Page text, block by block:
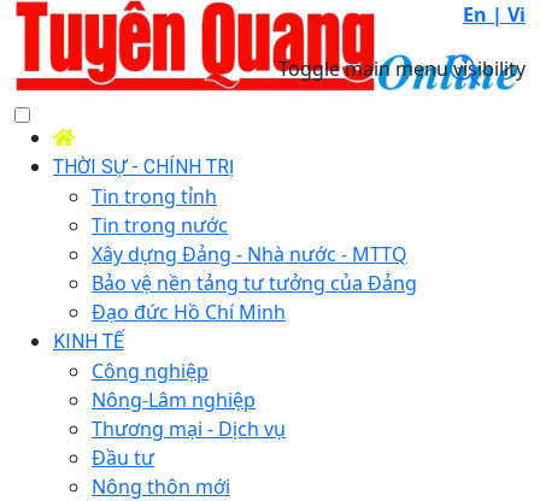
En | Vi
Toggle main menu visibility
THỜI SỰ - CHÍNH TRỊ
Tin trong tỉnh
Tin trong nước
Xây dựng Đảng - Nhà nước - MTTQ
Bảo vệ nền tảng tư tưởng của Đảng
Đạo đức Hồ Chí Minh
KINH TẾ
Công nghiệp
Nông-Lâm nghiệp
Thương mại - Dịch vụ
Đầu tư
Nông thôn mới